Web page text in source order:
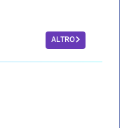
ALTRO